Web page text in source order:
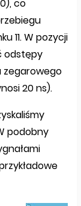
co
11. W pozycji
odstępy
zegarowego
20 ns).
podobny